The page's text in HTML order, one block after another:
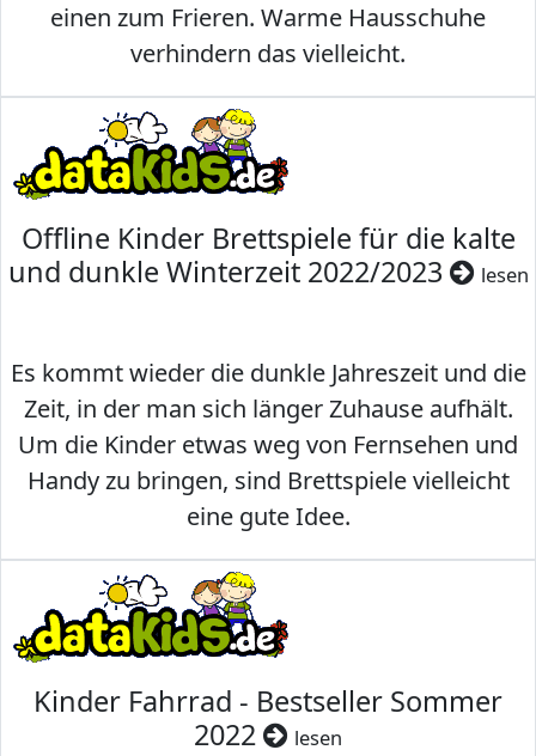
einen zum Frieren. Warme Hausschuhe
verhindern das vielleicht.
Offline Kinder Brettspiele für die kalte
und dunkle Winterzeit 2022/2023
lesen
Es kommt wieder die dunkle Jahreszeit und die
Zeit, in der man sich länger Zuhause aufhält.
Um die Kinder etwas weg von Fernsehen und
Handy zu bringen, sind Brettspiele vielleicht
eine gute Idee.
Kinder Fahrrad - Bestseller Sommer
2022
lesen